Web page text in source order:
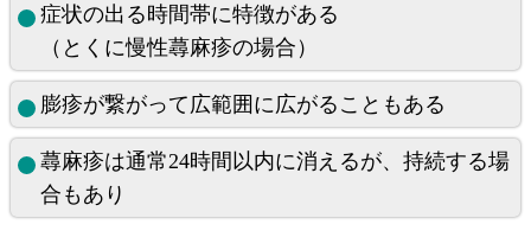
症状の出る時間帯に特徴がある
（とくに慢性蕁麻疹の場合）
膨疹が繋がって広範囲に広がることもある
蕁麻疹は通常24時間以内に消えるが、持続する場
合もあり